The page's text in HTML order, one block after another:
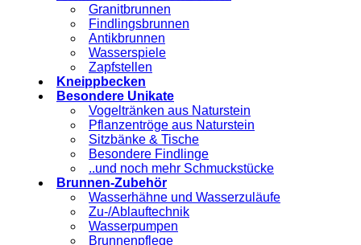
Granitbrunnen
Findlingsbrunnen
Antikbrunnen
Wasserspiele
Zapfstellen
Kneippbecken
Besondere Unikate
Vogeltränken aus Naturstein
Pflanzentröge aus Naturstein
Sitzbänke & Tische
Besondere Findlinge
..und noch mehr Schmuckstücke
Brunnen-Zubehör
Wasserhähne und Wasserzuläufe
Zu-/Ablauftechnik
Wasserpumpen
Brunnenpflege